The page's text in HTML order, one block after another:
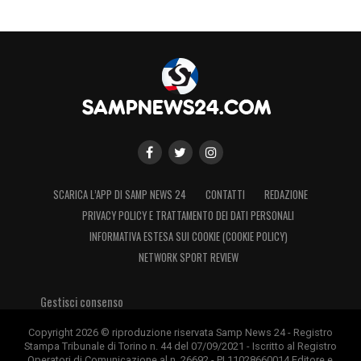
SCARICA L’APP DI SAMP NEWS 24 CONTATTI
REDAZIONE
PRIVACY POLICY E TRATTAMENTO DEI DATI PERSONALI
INFORMATIVA ESTESA SUI COOKIE (COOKIE POLICY)
NETWORK SPORT REVIEW
Gestisci consenso
Copyright 2026 © riproduzione riservata Samp News 24 - Registro
Stampa Tribunale di Torino n. 44 del 07/09/2021 - Iscritto al Registro